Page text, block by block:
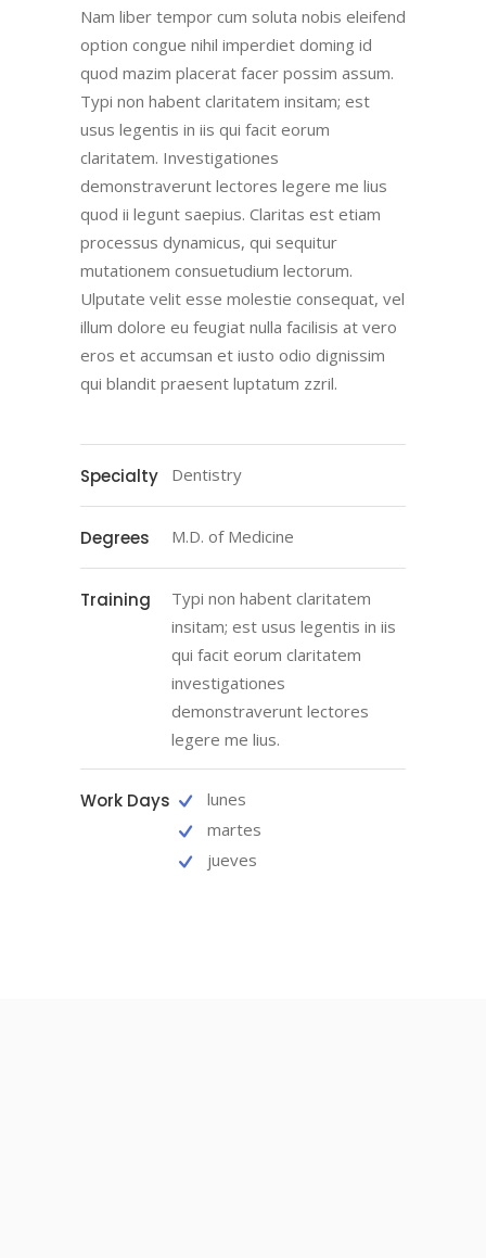
Nam liber tempor cum soluta nobis eleifend
option congue nihil imperdiet doming id
quod mazim placerat facer possim assum.
Typi non habent claritatem insitam; est
usus legentis in iis qui facit eorum
claritatem. Investigationes
demonstraverunt lectores legere me lius
quod ii legunt saepius. Claritas est etiam
processus dynamicus, qui sequitur
mutationem consuetudium lectorum.
Ulputate velit esse molestie consequat, vel
illum dolore eu feugiat nulla facilisis at vero
eros et accumsan et iusto odio dignissim
qui blandit praesent luptatum zzril.
Specialty Dentistry
Degrees M.D. of Medicine
Training
Typi non habent claritatem
insitam; est usus legentis in iis
qui facit eorum claritatem
investigationes
demonstraverunt lectores
legere me lius.
Work Days
lunes
martes
jueves